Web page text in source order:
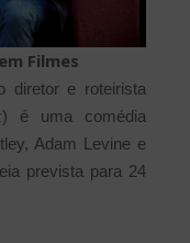
Filmes
diretor e roteirista
é uma comédia
Adam Levine e
prevista para 24